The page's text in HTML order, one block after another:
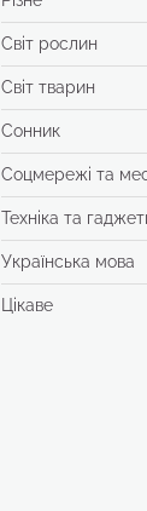
Світ рослин
Світ тварин
Сонник
Соцмережі та
Техніка та
Українська мова
Цікаве